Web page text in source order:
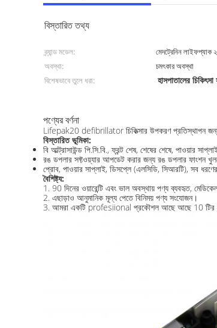
বিস্তারিত তথ্য
ব্র্যান্ড মডেল: মেদট্রেনিন লাইফপ্যাক
অবস্থা:
চমৎকার অবস্থা
বিশেষভাবে তুলে ধরা:
হাসপাতালের চিকিৎসা
পণ্যের বর্ণনা
Lifepak20 defibrillator চিকিত্সার উপকরণ প্রতিস্থাপন জন্য
বিস্তারিত ভূমিকা:
বি আল্ট্রাসাউন্ড পি.সি.বি., ফ্রন্ট শেষ, শেষের শেষে, পাওয়ার
রঙ ডপলার সফ্টওয়্যার আপডেট করার জন্য রঙ ডপলার ফাংশন
প্রোব, পাওয়ার সাপ্লাই, ডিসপ্লে (এলসিডি, সিআরটি), সব
বৈশিষ্ট্য:
1. 90 দিনের ওয়ারেন্টি এবং ভাল অবস্থায় পণ্য ব্যবহৃত,
2. এছাড়াও আনুমানিক মূল্য পেতে বিনিময় পণ্য সংযোজন।
3. আমরা একটি profesiional প্রকৌশল আছে আছে 10 টির